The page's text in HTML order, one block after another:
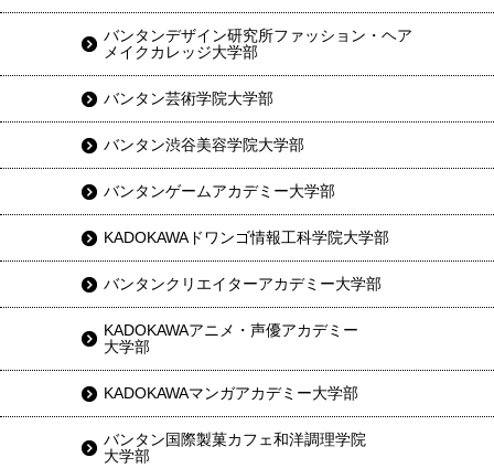
バンタンデザイン研究所ファッション・ヘア
メイクカレッジ大学部
バンタン芸術学院大学部
バンタン渋谷美容学院大学部
バンタンゲームアカデミー大学部
KADOKAWAドワンゴ情報工科学院大学部
バンタンクリエイターアカデミー大学部
KADOKAWAアニメ・声優アカデミー
大学部
KADOKAWAマンガアカデミー大学部
バンタン国際製菓カフェ和洋調理学院
大学部